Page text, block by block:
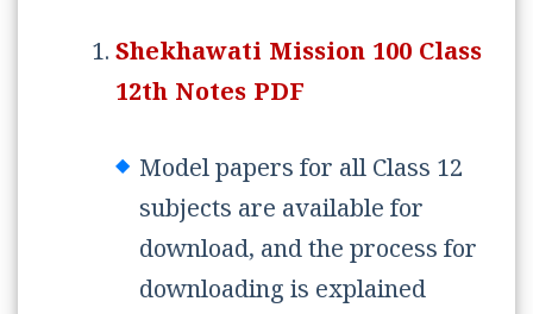
Shekhawati Mission 100 Class
12th Notes PDF
Model papers for all Class 12
subjects are available for
download, and the process for
downloading is explained